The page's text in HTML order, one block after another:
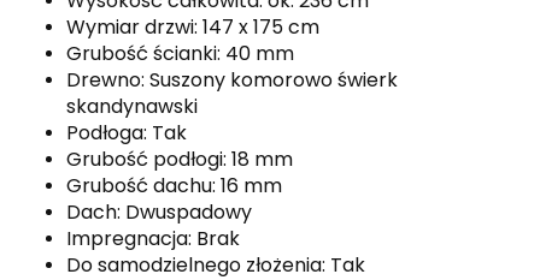
Wymiar drzwi: 147 x 175 cm
Grubość ścianki: 40 mm
Drewno: Suszony komorowo świerk
skandynawski
Podłoga: Tak
Grubość podłogi: 18 mm
Grubość dachu: 16 mm
Dach: Dwuspadowy
Impregnacja: Brak
Do samodzielnego złożenia: Tak